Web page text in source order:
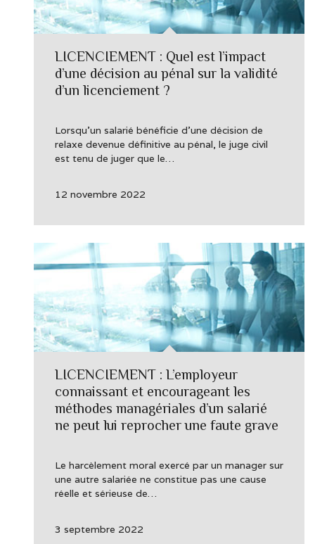
LICENCIEMENT : Quel est l’impact
d’une décision au pénal sur la validité
d’un licenciement ?
Lorsqu’un salarié bénéficie d’une décision de
relaxe devenue définitive au pénal, le juge civil
est tenu de juger que le…
12 novembre 2022
LICENCIEMENT : L’employeur
connaissant et encourageant les
méthodes managériales d’un salarié
ne peut lui reprocher une faute grave
Le harcèlement moral exercé par un manager sur
une autre salariée ne constitue pas une cause
réelle et sérieuse de…
3 septembre 2022